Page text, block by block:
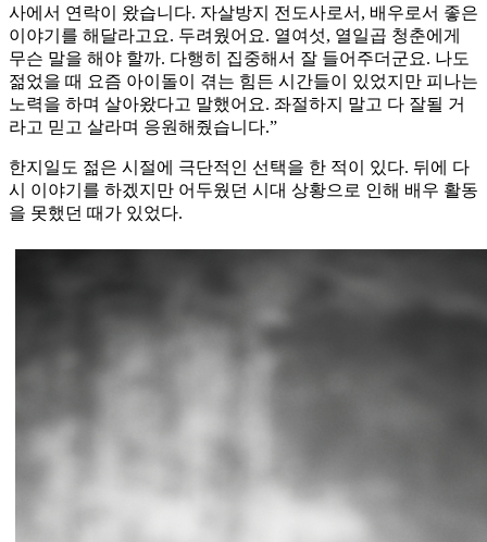
사에서 연락이 왔습니다. 자살방지 전도사로서, 배우로서 좋은
이야기를 해달라고요. 두려웠어요. 열여섯, 열일곱 청춘에게
무슨 말을 해야 할까. 다행히 집중해서 잘 들어주더군요. 나도
젊었을 때 요즘 아이돌이 겪는 힘든 시간들이 있었지만 피나는
노력을 하며 살아왔다고 말했어요. 좌절하지 말고 다 잘될 거
라고 믿고 살라며 응원해줬습니다.”
한지일도 젊은 시절에 극단적인 선택을 한 적이 있다. 뒤에 다
시 이야기를 하겠지만 어두웠던 시대 상황으로 인해 배우 활동
을 못했던 때가 있었다.